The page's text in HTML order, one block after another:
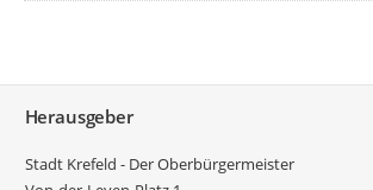
Herausgeber
Stadt Krefeld - Der Oberbürgermeister